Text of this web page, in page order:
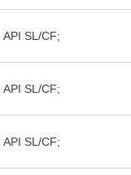
SL/CF;
SL/CF;
SL/CF;